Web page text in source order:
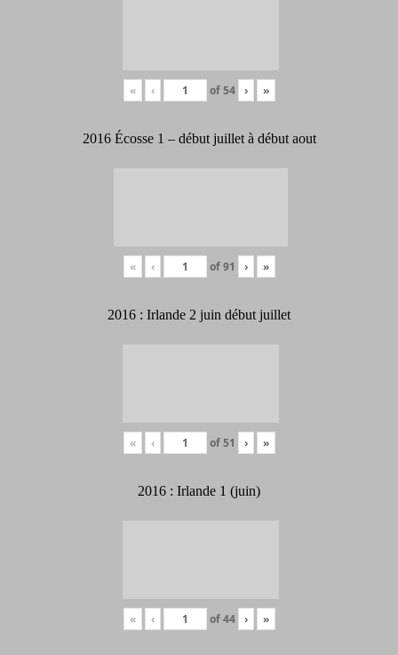
« ‹ of54 › »
2016 Écosse 1 – début juillet à début aout
« ‹ of91 › »
2016 : Irlande 2 juin début juillet
« ‹ of51 › »
2016 : Irlande 1 (juin)
« ‹ of44 › »